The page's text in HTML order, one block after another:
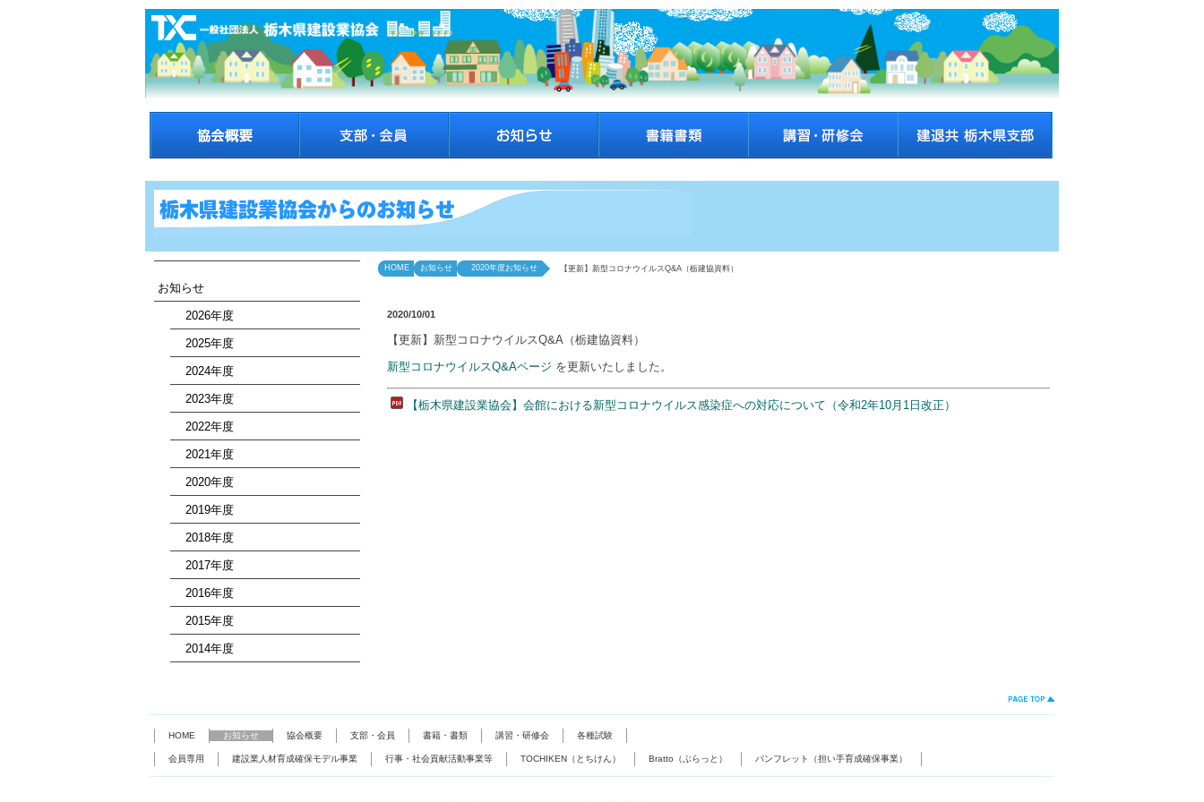
お知らせ
2026年度
2025年度
2024年度
2023年度
2022年度
2021年度
2020年度
2019年度
2018年度
2017年度
2016年度
2015年度
2014年度
HOME お知らせ 2020年度お知らせ 【更新】新型コロナウイルスQ&A（栃建協資料）
2020/10/01
【更新】新型コロナウイルスQ&A（栃建協資料）
新型コロナウイルスQ&Aページ を更新いたしました。
【栃木県建設業協会】会館における新型コロナウイルス感染症への対応について（令和2年10月1日改正）
HOME お知らせ 協会概要 支部・会員 書籍・書類 講習・研修会 各種試験
会員専用 建設業人材育成確保モデル事業 行事・社会貢献活動事業等 TOCHIKEN（とちけん） Bratto（ぶらっと） パンフレット（担い手育成確保事業）